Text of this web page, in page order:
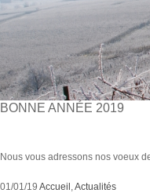
BONNE ANNÉE 2019
Nous vous adressons nos voeux
01/01/19 Accueil Actualités